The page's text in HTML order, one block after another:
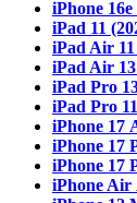
iPhone
iPad 11
iPad Air 11
iPad Air 13
iPad Pro
iPad Pro
iPhone 17
iPhone 17
iPhone 17
iPhone Air